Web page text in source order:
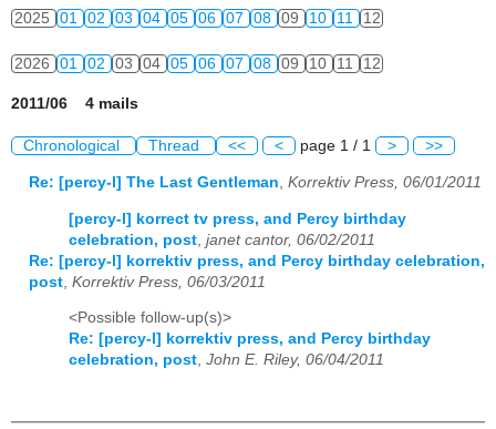
2025 01 02 03 04 05 06 07 08 09 10 11 12
2026 01 02 03 04 05 06 07 08 09 10 11 12
2011/06 4 mails
Chronological Thread << < page 1 / 1 > >>
Re: [percy-l] The Last Gentleman Korrektiv Press, 06/01/2011
[percy-l] korrect tv press, and Percy birthday
celebration, post janet cantor, 06/02/2011
Re: [percy-l] korrektiv press, and Percy birthday celebration,
post Korrektiv Press, 06/03/2011
<Possible follow-up(s)>
Re: [percy-l] korrektiv press, and Percy birthday
celebration, post, John E. Riley, 06/04/2011